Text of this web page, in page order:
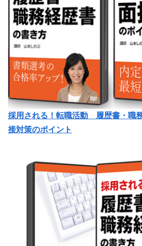
採用される！転職活動 履歴書・職
接対策のポイント